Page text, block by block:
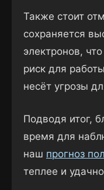
Также стоит
сохраняется
электронов,
риск для
несёт угрозы
Подводя итог,
время для
наш прогноз
теплее и